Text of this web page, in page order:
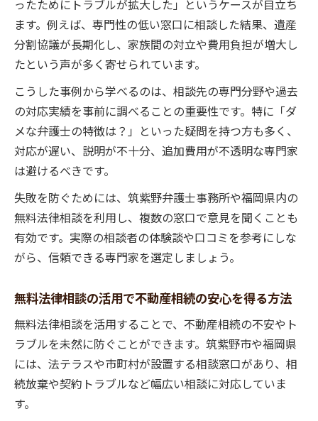
すすめ
相続放棄や登記の落とし穴を事前に知る
不動産相続で相続放棄の注意点を確認しよ
う
相続放棄の落とし穴と不動産相続リスク解
説
登記手続きで失敗しないための不動産相続
の知識
不動産相続時の相続放棄と登記の相談ポイ
ント
不動産相続で陥りやすい登記トラブルの対
策
不動産相続に適した安心の相談窓口選び方
無料相談窓口で不動産相続の安心を得る条
件
安心できる不動産相続相談先の見分け方
不動産相続の失敗を防ぐ相談窓口の判断基
ったためにトラブルが拡大した」というケースが目立ち
ます。例えば、専門性の低い窓口に相談した結果、遺産
分割協議が長期化し、家族間の対立や費用負担が増大し
たという声が多く寄せられています。
こうした事例から学べるのは、相談先の専門分野や過去
の対応実績を事前に調べることの重要性です。特に「ダ
メな弁護士の特徴は？」といった疑問を持つ方も多く、
対応が遅い、説明が不十分、追加費用が不透明な専門家
は避けるべきです。
失敗を防ぐためには、筑紫野弁護士事務所や福岡県内の
無料法律相談を利用し、複数の窓口で意見を聞くことも
有効です。実際の相談者の体験談や口コミを参考にしな
がら、信頼できる専門家を選定しましょう。
無料法律相談の活用で不動産相続の安心を得る方法
無料法律相談を活用することで、不動産相続の不安やト
ラブルを未然に防ぐことができます。筑紫野市や福岡県
には、法テラスや市町村が設置する相談窓口があり、相
続放棄や契約トラブルなど幅広い相談に対応していま
す。